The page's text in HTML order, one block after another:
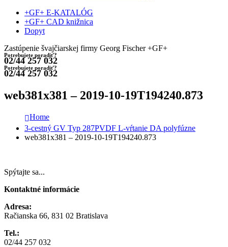
+GF+ E-KATALÓG
+GF+ CAD knižnica
Dopyt
Zastúpenie švajčiarskej firmy Georg Fischer +GF+
Potrebujete poradiť?
02/44 257 032
Potrebujete poradiť?
02/44 257 032
web381x381 – 2019-10-19T194240.873
Home
3-cestný GV Typ 287PVDF L-vŕtanie DA polyfúzne
web381x381 – 2019-10-19T194240.873
Spýtajte sa...
Kontaktné informácie
Adresa:
Račianska 66, 831 02 Bratislava
Tel.:
02/44 257 032